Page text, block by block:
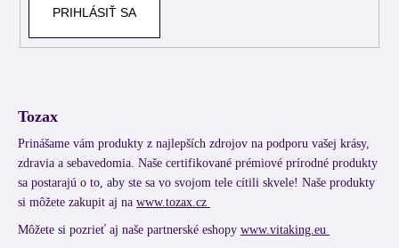
PRIHLÁSIŤ SA
Tozax
Prinášame vám produkty z najlepších zdrojov na podporu vašej krásy,
zdravia a sebavedomia. Naše certifikované prémiové prírodné produkty
sa postarajú o to, aby ste sa vo svojom tele cítili skvele! Naše produkty
si môžete zakupit aj na www.tozax.cz
Môžete si pozrieť aj naše partnerské eshopy www.vitaking.eu